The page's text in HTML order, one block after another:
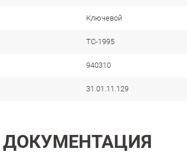
Ключевой
TC-1995
940310
31.01.11.129
ДОКУМЕНТАЦИЯ